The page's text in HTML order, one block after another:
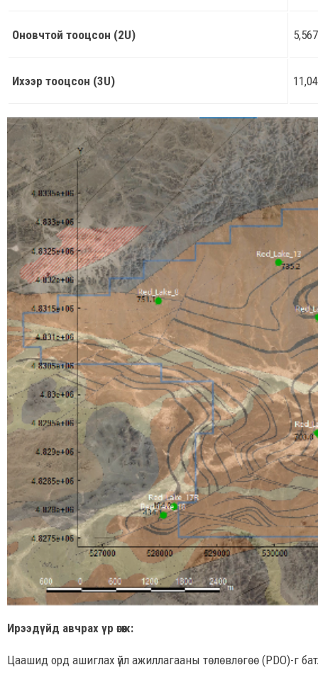
Оновчтой тооцсон (2U) 5,567
Ихээр тооцсон (3U)
Ирээдүйд авчрах үр өгөөж:
Цаашид орд ашиглах үйл ажиллагааны төлөвлөгөө (PDO)-г